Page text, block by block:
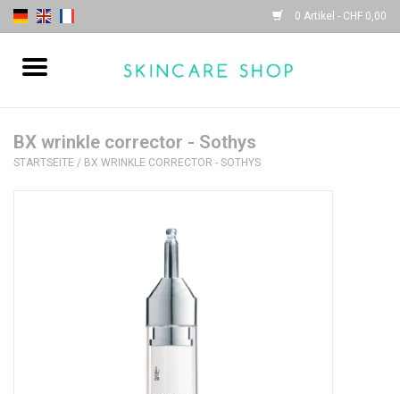
0 Artikel - CHF 0,00
| Sothys |
BX wrinkle corrector - Sothys
STARTSEITE / BX WRINKLE CORRECTOR - SOTHYS